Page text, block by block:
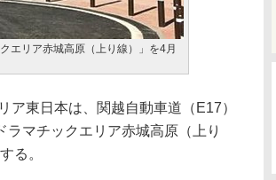
エリア赤城高原（上り線）」を4月
東日本は、関越自動車道（E17）
ラマチックエリア赤城高原（上り
る。